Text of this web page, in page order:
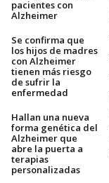
pacientes con
Alzheimer
Se confirma que
los hijos de madres
con Alzheimer
tienen más riesgo
de sufrir la
enfermedad
Hallan una nueva
forma genética del
Alzheimer que
abre la puerta a
terapias
personalizadas